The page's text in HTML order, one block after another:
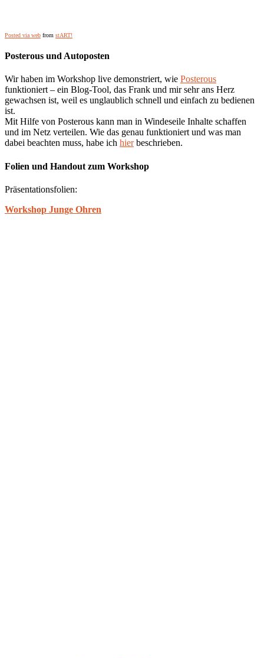
Posted via web from stART!
Posterous und Autoposten
Wir haben im Workshop live demonstriert, wie Posterous
funktioniert – ein Blog-Tool, das Frank und mir sehr ans Herz
gewachsen ist, weil es unglaublich schnell und einfach zu bedienen
ist.
Mit Hilfe von Posterous kann man in Windeseile Inhalte schaffen
und im Netz verteilen. Wie das genau funktioniert und was man
dabei beachten muss, habe ich hierbeschrieben.
Folien und Handout zum Workshop
Präsentationsfolien:
Workshop Junge Ohren